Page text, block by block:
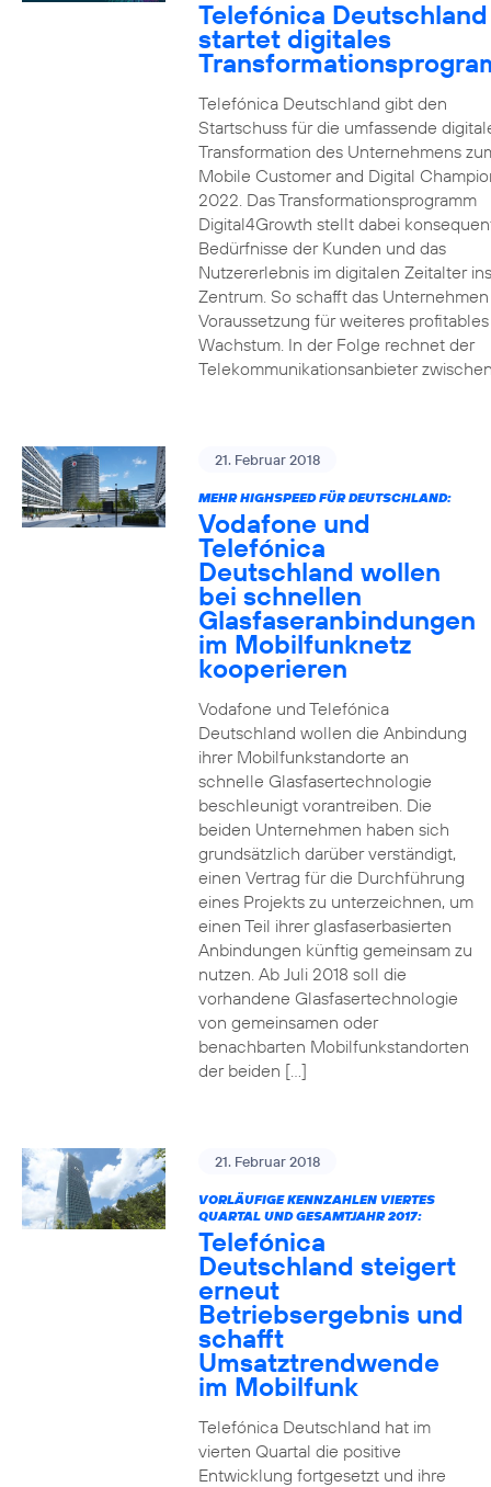
Telefónica Deutschland
startet digitales
Telefónica Deutschland gibt den
Startschuss für die umfassende
Transformation des Unternehmens
Mobile Customer and Digital
2022. Das Transformationsprogramm
Digital4Growth stellt dabei
Bedürfnisse der Kunden und das
Nutzererlebnis im digitalen Zeitalter ins
Zentrum. So schafft das
Voraussetzung für weiteres profitables
Wachstum. In der Folge rechnet der
Telekommunikationsanbieter
21. Februar 2018
MEHR HIGHSPEED FÜR DEUTSCHLAND:
Vodafone und
Telefónica
Deutschland wollen
bei schnellen
Glasfaseranbindungen
im Mobilfunknetz
kooperieren
Vodafone und Telefónica
Deutschland wollen die Anbindung
ihrer Mobilfunkstandorte an
schnelle Glasfasertechnologie
beschleunigt vorantreiben. Die
beiden Unternehmen haben sich
grundsätzlich darüber verständigt,
einen Vertrag für die Durchführung
eines Projekts zu unterzeichnen, um
einen Teil ihrer glasfaserbasierten
Anbindungen künftig gemeinsam zu
nutzen. Ab Juli 2018 soll die
vorhandene Glasfasertechnologie
von gemeinsamen oder
benachbarten Mobilfunkstandorten
der beiden […]
21. Februar 2018
VORLÄUFIGE KENNZAHLEN VIERTES
QUARTAL UND GESAMTJAHR 2017:
Telefónica
Deutschland steigert
erneut
Betriebsergebnis und
schafft
Umsatztrendwende
im Mobilfunk
Telefónica Deutschland hat im
vierten Quartal die positive
Entwicklung fortgesetzt und ihre